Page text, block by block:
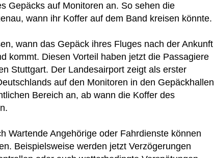
Gepäcks auf Monitoren an. So sehen die
wann ihr Koffer auf dem Band kreisen könnte.
wann das Gepäck ihres Fluges nach der Ankunft
kommt. Diesen Vorteil haben jetzt die Passagiere
Stuttgart. Der Landesairport zeigt als erster
auf den Monitoren in den Gepäckhallen
Bereich an, ab wann die Koffer des
Wartende Angehörige oder Fahrdienste können
Beispielsweise werden jetzt Verzögerungen